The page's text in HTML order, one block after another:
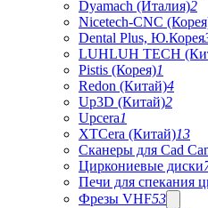
Dyamach (Италия)2
Nicetech-CNC
Dental Plus, Ю.Корея
LUHLUH TECH
Pistis (Корея)1
Redon (Китай)4
Up3D (Китай)2
Upcera1
XTCera (Китай)13
Сканеры для Cad
Циркониевые диски
Печи для спекания
Фрезы VHF53